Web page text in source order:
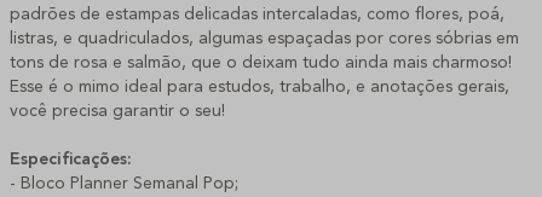
padrões de estampas delicadas intercaladas, como flores, poá,
listras, e quadriculados, algumas espaçadas por cores sóbrias em
tons de rosa e salmão, que o deixam tudo ainda mais charmoso!
Esse é o mimo ideal para estudos, trabalho, e anotações gerais,
você precisa garantir o seu!
Especificações:
- Bloco Planner Semanal Pop;